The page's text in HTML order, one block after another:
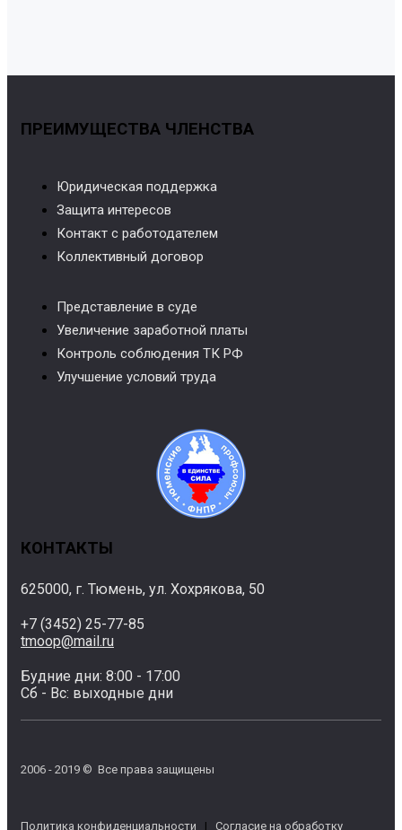
ПРЕИМУЩЕСТВА ЧЛЕНСТВА
Юридическая поддержка
Защита интересов
Контакт с работодателем
Коллективный договор
Представление в суде
Увеличение заработной платы
Контроль соблюдения ТК РФ
Улучшение условий труда
КОНТАКТЫ
625000, г. Тюмень, ул. Хохрякова, 50
+7 (3452) 25-77-85
tmoop@mail.ru
Будние дни: 8:00 - 17:00
Сб - Вс: выходные дни
2006 - 2019 © Все права защищены
Политика конфиденциальности | Согласие на обработку